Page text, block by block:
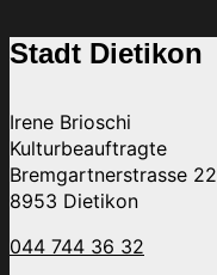
Stadt Dietikon
Irene Brioschi
Kulturbeauftragte
Bremgartnerstrasse 22
8953 Dietikon
044 744 36 32